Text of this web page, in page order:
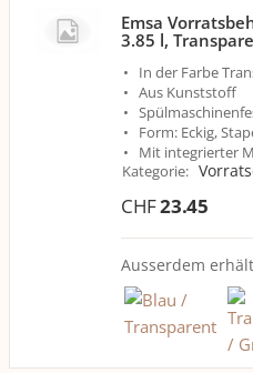
Emsa
3.85 l,
In der Farbe
Aus Kunststoff
Form: Eckig,
Mit integrierter
Kategorie:
CHF23.45
Ausserdem